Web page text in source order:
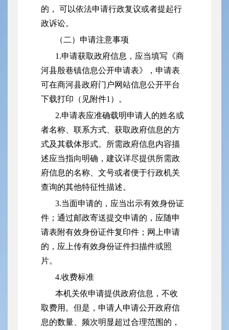
的， 可以依法申请行政复议或者提起行
政诉讼。
（二）申请注意事项
1.申请获取政府信息，应当填写《商
河县殷巷镇信息公开申请表》，申请表
可在商河县政府门户网站信息公开平台
下载打印（见附件1）。
2.申请表应准确载明申请人的姓名或
者名称、联系方式、获取政府信息的方
式及其载体形式。所需政府信息内容描
述应当指向明确，建议详尽提供所需政
府信息的名称、文号或者便于行政机关
查询的其他特征性描述。
3.当面申请的，应当出示有效身份证
件；通过邮政寄送提交申请的，应随申
请表附有效身份证件复印件；网上申请
的，应上传有效身份证件扫描件或照
片。
4.收费标准
本机关依申请提供政府信息，不收
取费用。但是，申请人申请公开政府信
息的数量、频次明显超过合理范围的，